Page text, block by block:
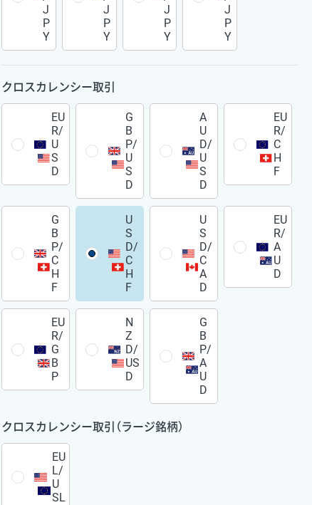
J
P
Y
J
P
Y
J
P
Y
J
P
Y
クロスカレンシー取引
EU
R/
U
S
D
G
B
P/
U
S
D
A
U
D/
U
S
D
EU
R/
C
H
F
G
B
P/
C
H
F
U
S
D/
C
H
F
U
S
D/
C
A
D
EU
R/
A
U
D
EU
R/
G
B
P
N
Z
D/
US
D
G
B
P/
A
U
D
クロスカレンシー取引（ラージ銘柄）
EU
L/
U
SL